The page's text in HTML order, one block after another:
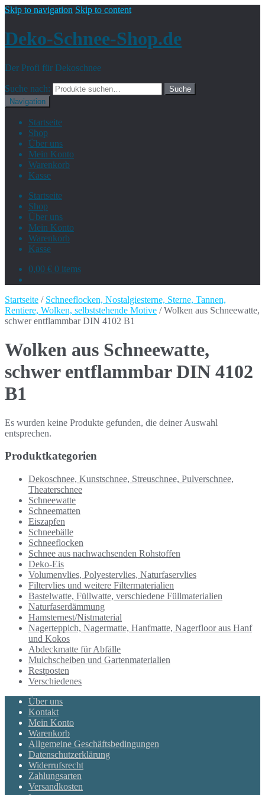
Skip to navigation Skip to content
Deko-Schnee-Shop.de
Der Profi für Dekoschnee
Suche nach:
Suche
Navigation
Startseite
Shop
Über uns
Mein Konto
Warenkorb
Kasse
Startseite
Shop
Über uns
Mein Konto
Warenkorb
Kasse
0,00 € 0 items
Startseite / Schneeflocken, Nostalgiesterne, Sterne, Tannen,
Rentiere, Wolken, selbststehende Motive / Wolken aus Schneewatte,
schwer entflammbar DIN 4102 B1
Wolken aus Schneewatte,
schwer entflammbar DIN 4102
B1
Es wurden keine Produkte gefunden, die deiner Auswahl
entsprechen.
Produktkategorien
Dekoschnee, Kunstschnee, Streuschnee, Pulverschnee,
Theaterschnee
Schneewatte
Schneematten
Eiszapfen
Schneebälle
Schneeflocken
Schnee aus nachwachsenden Rohstoffen
Deko-Eis
Volumenvlies, Polyestervlies, Naturfaservlies
Filtervlies und weitere Filtermaterialien
Bastelwatte, Füllwatte, verschiedene Füllmaterialien
Naturfaserdämmung
Hamsternest/Nistmaterial
Nagerteppich, Nagermatte, Hanfmatte, Nagerfloor aus Hanf
und Kokos
Abdeckmatte für Abfälle
Mulchscheiben und Gartenmaterialien
Restposten
Verschiedenes
Über uns
Kontakt
Mein Konto
Warenkorb
Allgemeine Geschäftsbedingungen
Datenschutzerklärung
Widerrufsrecht
Zahlungsarten
Versandkosten